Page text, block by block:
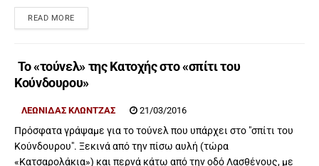
READ MORE
Το «τούνελ» της Κατοχής στο «σπίτι του
Κούνδουρου»
ΛΕΩΝΊΔΑΣ ΚΛΏΝΤΖΑΣ 21/03/2016
Πρόσφατα γράψαμε για το τούνελ που υπάρχει στο "σπίτι του
Κούνδουρου". Ξεκινά από την πίσω αυλή (τώρα
«Κατσαρολάκια») και περνά κάτω από την οδό Λασθένους, με